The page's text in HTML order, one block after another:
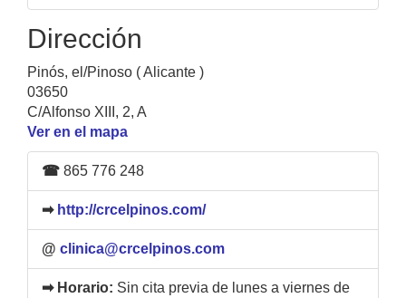
Dirección
Pinós, el/Pinoso ( Alicante )
03650
C/Alfonso XIII, 2, A
Ver en el mapa
☎ 865 776 248
➡ http://crcelpinos.com/
@ clinica@crcelpinos.com
➡ Horario: Sin cita previa de lunes a viernes de